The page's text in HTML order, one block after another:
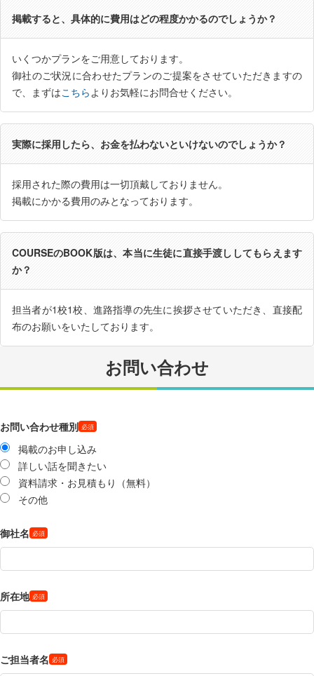
掲載すると、具体的に費用はどの程度かかるのでしょうか？
いくつかプランをご用意しております。
御社のご状況に合わせたプランのご提案をさせていただきますの
で、まずはこちらよりお気軽にお問合せください。
実際に採用したら、お金を払わないといけないのでしょうか？
採用された際の費用は一切頂戴しておりません。
掲載にかかる費用のみとなっております。
COURSEのBOOK版は、本当に生徒に直接手渡ししてもらえます
か？
担当者が1校1校、進路指導の先生に挨拶させていただき、直接配
布のお願いをいたしております。
お問い合わせ
お問い合わせ種別
掲載のお申し込み
詳しい話を聞きたい
資料請求・お見積もり（無料）
その他
御社名
所在地
ご担当者名